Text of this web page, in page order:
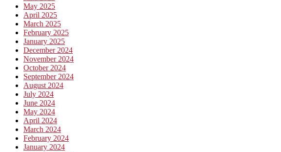
May 2025
April 2025
March 2025
February 2025
January 2025
December 2024
November 2024
October 2024
September 2024
August 2024
July 2024
June 2024
May 2024
April 2024
March 2024
February 2024
January 2024